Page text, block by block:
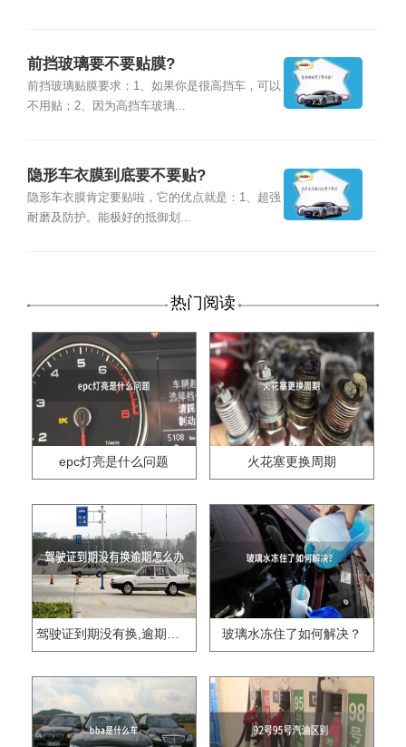
前挡玻璃要不要贴膜?
前挡玻璃贴膜要求：1、如果你是很高挡车，可以
不用贴；2、因为高挡车玻璃...
隐形车衣膜到底要不要贴?
隐形车衣膜肯定要贴啦，它的优点就是：1、超强
耐磨及防护。能极好的抵御划...
热门阅读
epc灯亮是什么问题 火花塞更换周期
驾驶证到期没有换,逾期怎么办?? 玻璃水冻住了如何解决？